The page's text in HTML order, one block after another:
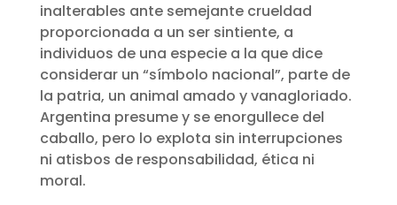
inalterables ante semejante crueldad
proporcionada a un ser sintiente, a
individuos de una especie a la que dice
considerar un “símbolo nacional”, parte de
la patria, un animal amado y vanagloriado.
Argentina presume y se enorgullece del
caballo, pero lo explota sin interrupciones
ni atisbos de responsabilidad, ética ni
moral.